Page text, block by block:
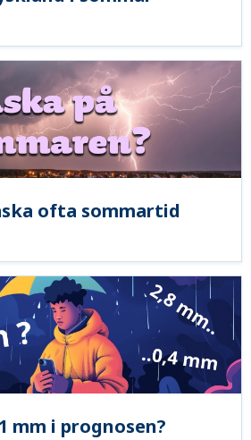
ofta sommartid
mm i prognosen?